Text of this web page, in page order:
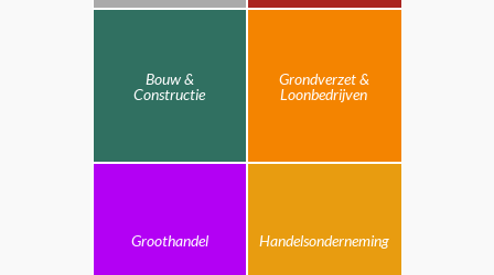
Bouw &
Constructie
Grondverzet &
Loonbedrijven
Groothandel Handelsonderneming